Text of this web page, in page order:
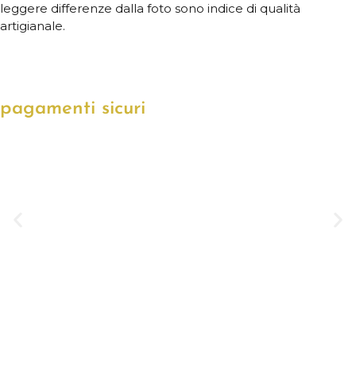
leggere differenze dalla foto sono indice di qualità
artigianale.
pagamenti sicuri